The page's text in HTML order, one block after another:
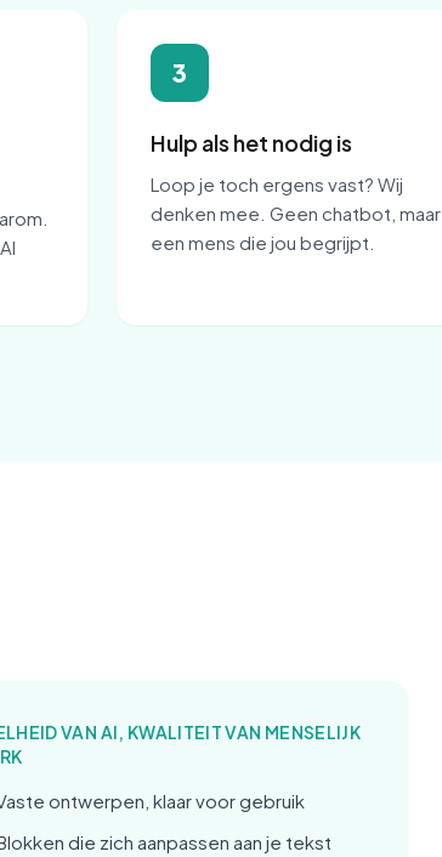
3
Hulp als het nodig is
Loop je toch ergens vast? Wij
denken mee. Geen chatbot, maar
een mens die jou begrijpt.
VAN AI, KWALITEIT VAN MENSELIJK
ontwerpen, klaar voor gebruik
die zich aanpassen aan je tekst